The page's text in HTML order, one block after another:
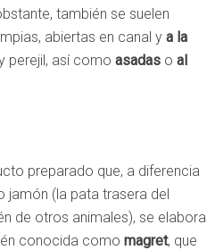
también se suelen
abiertas en canal y a la
perejil, así como asadas o al
preparado que, a diferencia
(la pata trasera del
de otros animales), se elabora
conocida como magret, que